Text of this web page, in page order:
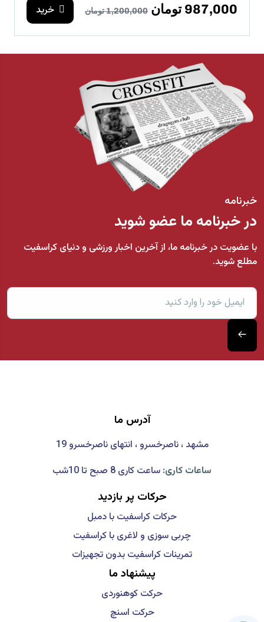
987,000 تومان 1,200,000 تومان خرید
خبرنامه
در خبرنامه ما عضو شوید
با عضویت در خبرنامه ما، از آخرین اخبار ورزشی و دنیای کراسفیت
مطلع شوید.
آدرس ما
مشهد ، ناصرخسرو ، انتهای ناصرخسرو 19
ساعات کاری: ساعت کاری 8 صبح تا 10شب
حرکات پر بازدید
حرکات کراسفیت با دمبل
چربی سوزی و لاغری با کراسفیت
تمرینات کراسفیت بدون تجهیزات
پیشنهاد ما
حرکت کوهنوردی
حرکت اسنچ